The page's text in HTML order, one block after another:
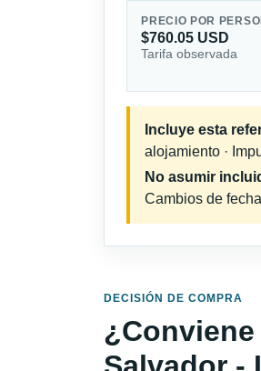
PRECIO POR
$760.05 USD
Tarifa observada
Incluye esta
alojamiento ·
No asumir
Cambios de
DECISIÓN DE COMPRA